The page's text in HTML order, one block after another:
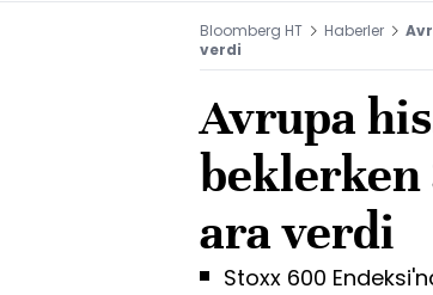
Bloomberg HT Haberler
verdi
Avrupa
beklerken
ara verdi
Stoxx 600